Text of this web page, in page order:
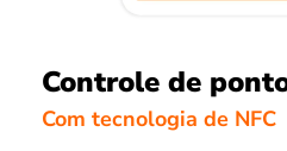
Controle de
Com tecnologia de NFC